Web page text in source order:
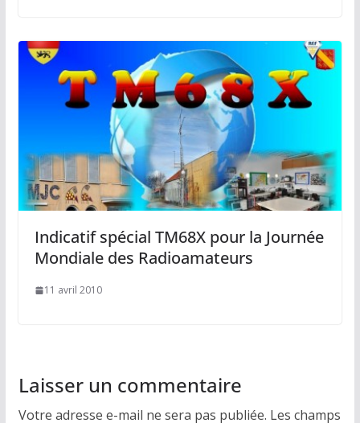
Indicatif spécial TM68X pour la Journée
Mondiale des Radioamateurs
11 avril 2010
Laisser un commentaire
Votre adresse e-mail ne sera pas publiée. Les champs